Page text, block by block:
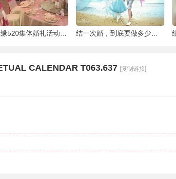
喜结良缘520集体婚礼活动-喜来缘大酒店[合 结一次婚，到底要做多少件准备工作 |备婚清
CALENDAR T063.637 [复制链接]